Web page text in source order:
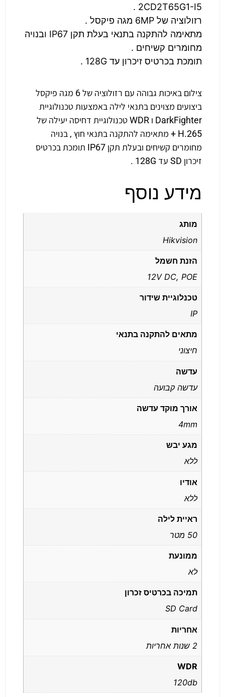
2CD2T65G1-I5 .
רזולוציה של 6MP מגה פיקסל .
מתאימה להתקנה בתנאי בעלת תקן IP67 ובנויה
מחומרים קשיחים .
תומכת בכרטיס זיכרון עד 128G .
צילום באיכות גבוהה עם רזולוציה של 6 מגה פיקסל
ביצועים מצוינים בתנאי לילה באמצעות טכנולוגיית
DarkFighter ו WDR טכנולוגיית דחיסה יעילה של
H.265 + מתאימה להתקנה בתנאי חוץ , בנויה
מחומרים קשיחים ובעלת תקן IP67 תומכת בכרטיס
זיכרון SD עד 128G .
מידע נוסף
מותג
Hikvision
הזנת חשמל
12V DC, POE
טכנלוגיית שידור
IP
מתאים להתקנה בתנאי
חיצוני
עדשה
עדשה קבועה
אורך מוקד עדשה
4mm
מגע יבש
ללא
אודיו
ללא
ראיית לילה
50 מטר
ממונעת
לא
תמיכה בכרטיס זכרון
SD Card
אחריות
2 שנות אחריות
WDR
120db